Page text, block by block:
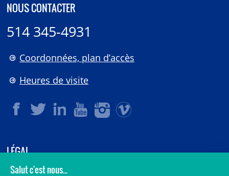
NOUS CONTACTER
514 345-4931
Coordonnées, plan d’accès
Heures de visite
LÉGAL
© 2006-2026CHU Sainte-Justine.